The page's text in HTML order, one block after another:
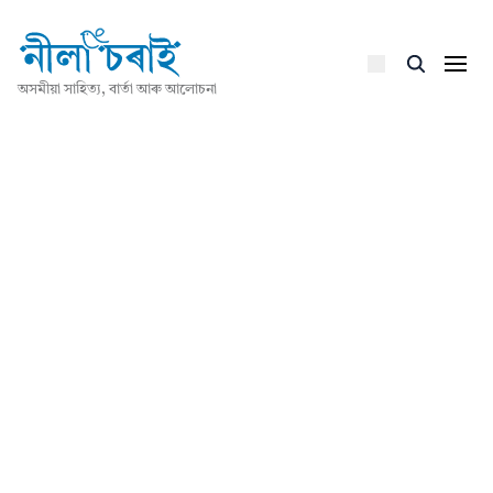
অসমীয়া সাহিত্য, বাৰ্তা আৰু আলোচনা